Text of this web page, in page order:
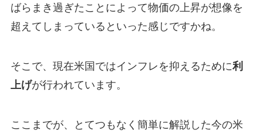
ばらまき過ぎたことによって物価の上昇が想像を
超えてしまっているといった感じですかね。
そこで、現在米国ではインフレを抑えるために利
上げが行われています。
ここまでが、とてつもなく簡単に解説した今の米